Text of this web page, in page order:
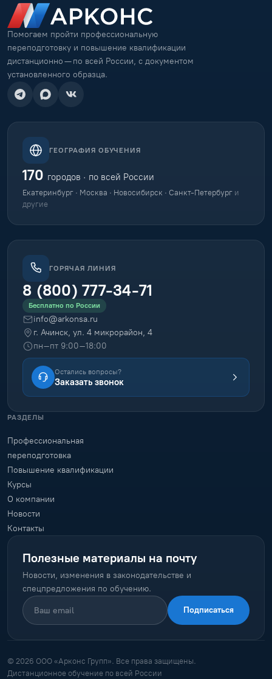
Помогаем пройти профессиональную
переподготовку и повышение квалификации
дистанционно — по всей России, с документом
установленного образца.
ГЕОГРАФИЯ ОБУЧЕНИЯ
170 городов · по всей России
Екатеринбург · Москва · Новосибирск · Санкт-Петербург и
другие
ГОРЯЧАЯ ЛИНИЯ
8 (800) 777-34-71
Бесплатно по России
info@arkonsa.ru
г. Ачинск, ул. 4 микрорайон, 4
пн–пт 9:00–18:00
Остались вопросы?
Заказать звонок
РАЗДЕЛЫ
Профессиональная
переподготовка
Повышение квалификации
Курсы
О компании
Новости
Контакты
Полезные материалы на почту
Новости, изменения в законодательстве и
спецпредложения по обучению.
Подписаться
© 2026 ООО «Арконс Групп». Все права защищены.
Дистанционное обучение по всей России